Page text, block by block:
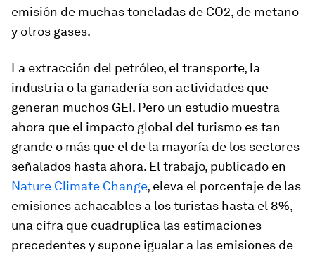
emisión de muchas toneladas de CO2, de metano
y otros gases.
La extracción del petróleo, el transporte, la
industria o la ganadería son actividades que
generan muchos GEI. Pero un estudio muestra
ahora que el impacto global del turismo es tan
grande o más que el de la mayoría de los sectores
señalados hasta ahora. El trabajo, publicado en
Nature Climate Change, eleva el porcentaje de las
emisiones achacables a los turistas hasta el 8%,
una cifra que cuadruplica las estimaciones
precedentes y supone igualar a las emisiones de